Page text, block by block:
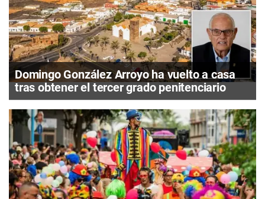
Domingo González Arroyo ha vuelto a casa
tras obtener el tercer grado penitenciario